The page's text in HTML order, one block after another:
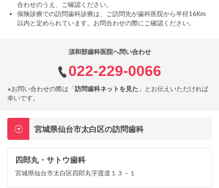
合わせのうえ、ご確認ください。
保険診療での訪問歯科診療は、ご訪問先が歯科医院から半径16Km
以内と定められています。お問合わせの際にご確認ください。
須和部歯科医院へ問い合わせ
022-229-0066
※お問い合わせの際は「訪問歯科ネットを見た 」とお伝えいただければ
幸いです。
宮城県仙台市太白区の訪問歯科
四郎丸・サトウ歯科
宮城県仙台市太白区四郎丸字渡道１３－１